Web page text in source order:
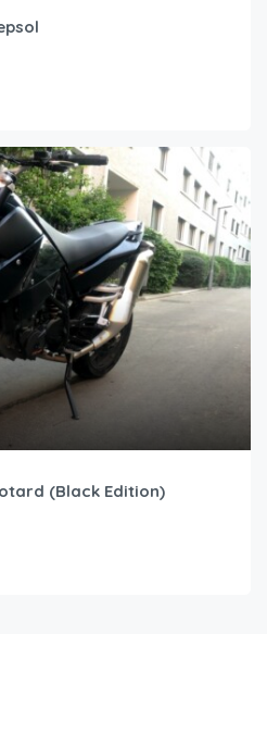
(Black Edition)